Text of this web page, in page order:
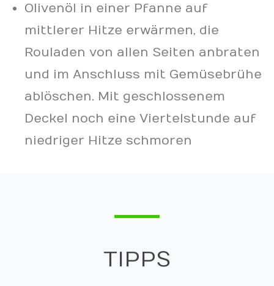
Olivenöl in einer Pfanne auf
mittlerer Hitze erwärmen, die
Rouladen von allen Seiten anbraten
und im Anschluss mit Gemüsebrühe
ablöschen. Mit geschlossenem
Deckel noch eine Viertelstunde auf
niedriger Hitze schmoren
TIPPS